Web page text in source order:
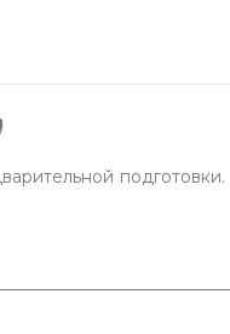
подготовки.